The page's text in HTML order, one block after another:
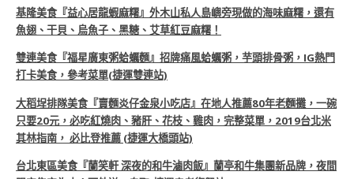
基隆美食『益心居龍蝦麻糬』外木山私人島嶼旁現做的海味麻糬，還有
魚翅、干貝、烏魚子、黑糖、艾草紅豆麻糬！
雙連美食『福星廣東粥蛤蠣麵』招牌痛風蛤蠣粥，芋頭排骨粥，IG熱門
打卡美食，參考菜單(捷運雙連站)
大稻埕排隊美食『賣麵炎仔金泉小吃店』在地人推薦80年老麵攤，一碗
只要20元，必吃紅燒肉、豬肝、花枝、雞肉，完整菜單，2019台北米
其林指南， 必比登推薦 (捷運大橋頭站)
台北東區美食『蘭笑軒 深夜的和牛滷肉飯』蘭亭和牛集團新品牌，夜間